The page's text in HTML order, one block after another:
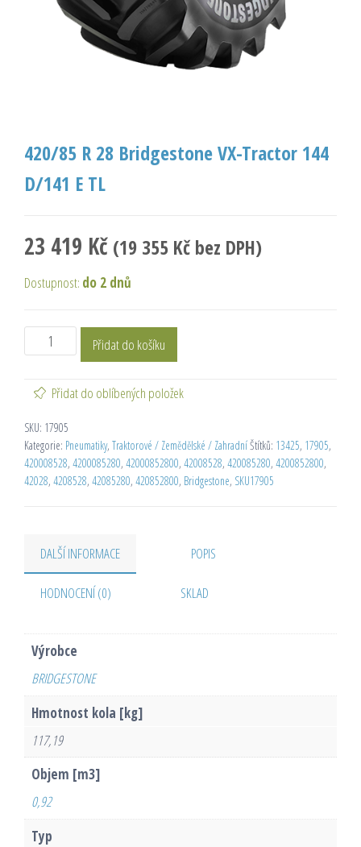
420/85 R 28 Bridgestone VX-Tractor 144
D/141 E TL
23 419 Kč (19 355 Kč bez DPH)
Dostupnost: do 2 dnů
Přidat do košíku
Přidat do oblíbených položek
SKU: 17905
Kategorie: Pneumatiky, Traktorové / Zemědělské / ZahradníŠtítků: 13425, 17905,
420008528, 4200085280, 42000852800, 42008528, 420085280, 4200852800,
42028, 4208528, 42085280, 420852800, Bridgestone, SKU17905
DALŠÍ INFORMACE POPIS
HODNOCENÍ (0) SKLAD
Výrobce
BRIDGESTONE
Hmotnost kola [kg]
117,19
Objem [m3]
0,92
Typ